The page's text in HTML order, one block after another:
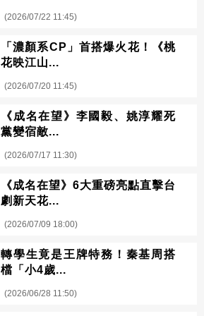
(2026/07/22 11:45)
「濃顏系CP」首搭爆火花！《桃
花映江山...
(2026/07/20 11:45)
《成名在望》李國毅、姚淳耀死
黨變宿敵...
(2026/07/17 11:30)
《成名在望》6大重磅亮點直擊台
劇新天花...
(2026/07/09 18:00)
轉學生竟是王牌特務！秦基周搭
檔「小4歲...
(2026/06/28 11:50)